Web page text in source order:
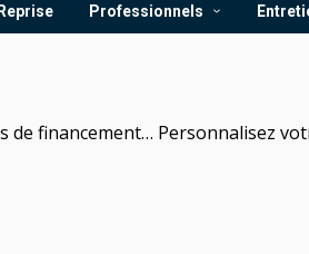
Reprise Professionnels
financement… Personnalisez